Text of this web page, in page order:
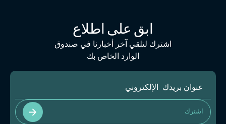
ابق على اطلاع
اشترك لتلقي آخر أخبارنا في صندوق
الوارد الخاص بك
اشترك